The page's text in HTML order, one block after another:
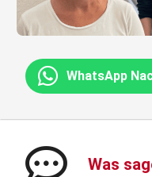
WhatsApp
Was